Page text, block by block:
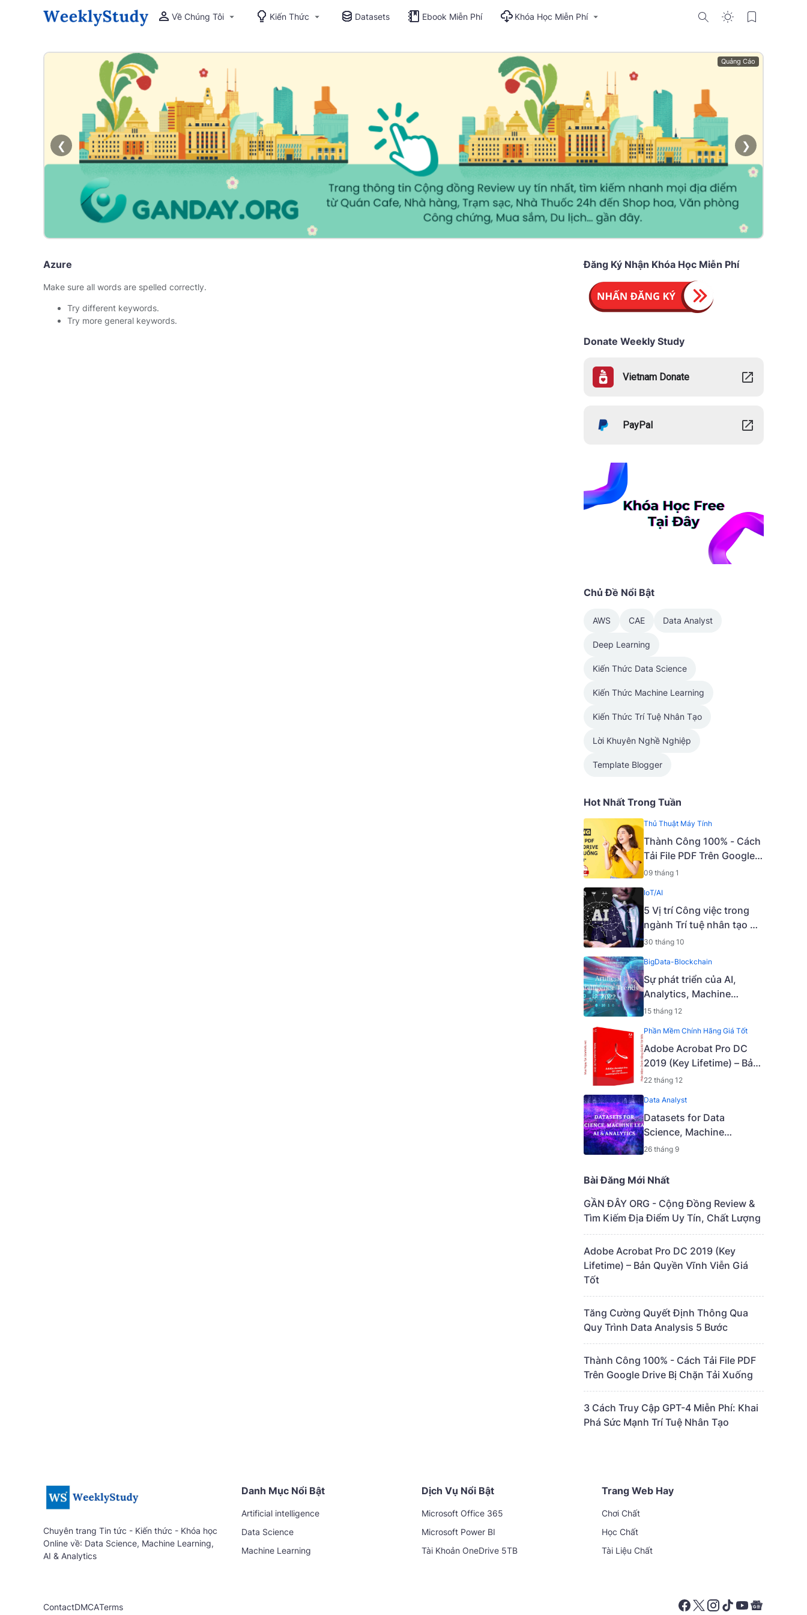
Về Chúng Tôi Kiến Thức Datasets Ebook Miễn Phí Khóa Học Miễn Phí
Quảng Cáo
❮ ❯
Azure
Make sure all words are spelled correctly.
Try different keywords.
Try more general keywords.
Đăng Ký Nhận Khóa Học Miễn Phí
Donate Weekly Study
Vietnam Donate
PayPal
Chủ Đề Nổi Bật
AWS CAE Data Analyst
Deep Learning
Kiến Thức Data Science
Kiến Thức Machine Learning
Kiến Thức Trí Tuệ Nhân Tạo
Lời Khuyên Nghề Nghiệp
Template Blogger
Hot Nhất Trong Tuần
Thủ Thuật Máy Tính
Thành Công 100% - Cách
Tải File PDF Trên Google
Drive Bị Chặn Tải Xuống
09 tháng 1
IoT/AI
5 Vị trí Công việc trong
ngành Trí tuệ nhân tạo AI
phổ biến nhất hiện nay.
30 tháng 10
BigData-Blockchain
Sự phát triển của AI,
Analytics, Machine
Learning, Data Science,
và các xu hướng chính
năm 2022
15 tháng 12
Phần Mềm Chính Hãng Giá Tốt
Adobe Acrobat Pro DC
2019 (Key Lifetime) – Bản
Quyền Vĩnh Viễn Giá Tốt
22 tháng 12
Data Analyst
Datasets for Data
Science, Machine
Learning, AI & Analytics
26 tháng 9
Bài Đăng Mới Nhất
GẦN ĐÂY ORG - Cộng Đồng Review &
Tìm Kiếm Địa Điểm Uy Tín, Chất Lượng
Adobe Acrobat Pro DC 2019 (Key
Lifetime) – Bản Quyền Vĩnh Viễn Giá
Tốt
Tăng Cường Quyết Định Thông Qua
Quy Trình Data Analysis 5 Bước
Thành Công 100% - Cách Tải File PDF
Trên Google Drive Bị Chặn Tải Xuống
3 Cách Truy Cập GPT-4 Miễn Phí: Khai
Phá Sức Mạnh Trí Tuệ Nhân Tạo
Chuyên trang Tin tức - Kiến thức - Khóa học
Online về: Data Science, Machine Learning,
AI & Analytics
Danh Mục Nổi Bật
Artificial intelligence
Data Science
Machine Learning
Dịch Vụ Nổi Bật
Microsoft Office 365
Microsoft Power BI
Tài Khoản OneDrive 5TB
Trang Web Hay
Chơi Chất
Học Chất
Tài Liệu Chất
ContactDMCATerms